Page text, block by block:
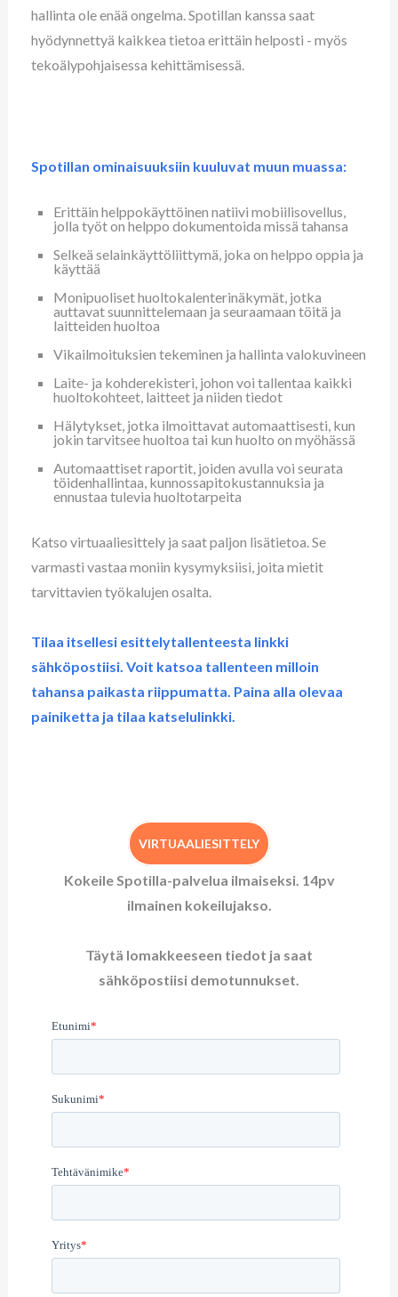
hallinta ole enää ongelma. Spotillan kanssa saat
hyödynnettyä kaikkea tietoa erittäin helposti - myös
tekoälypohjaisessa kehittämisessä.
Spotillan ominaisuuksiin kuuluvat muun muassa:
Erittäin helppokäyttöinen natiivi mobiilisovellus,
jolla työt on helppo dokumentoida missä tahansa
Selkeä selainkäyttöliittymä, joka on helppo oppia ja
käyttää
Monipuoliset huoltokalenterinäkymät, jotka
auttavat suunnittelemaan ja seuraamaan töitä ja
laitteiden huoltoa
Vikailmoituksien tekeminen ja hallinta valokuvineen
Laite- ja kohderekisteri, johon voi tallentaa kaikki
huoltokohteet, laitteet ja niiden tiedot
Hälytykset, jotka ilmoittavat automaattisesti, kun
jokin tarvitsee huoltoa tai kun huolto on myöhässä
Automaattiset raportit, joiden avulla voi seurata
töidenhallintaa, kunnossapitokustannuksia ja
ennustaa tulevia huoltotarpeita
Katso virtuaaliesittely ja saat paljon lisätietoa. Se
varmasti vastaa moniin kysymyksiisi, joita mietit
tarvittavien työkalujen osalta.
Tilaa itsellesi esittelytallenteesta linkki
sähköpostiisi. Voit katsoa tallenteen milloin
tahansa paikasta riippumatta. Paina alla olevaa
painiketta ja tilaa katselulinkki.
VIRTUAALIESITTELY
Kokeile Spotilla-palvelua ilmaiseksi. 14pv
ilmainen kokeilujakso.
Täytä lomakkeeseen tiedot ja saat
sähköpostiisi demotunnukset.